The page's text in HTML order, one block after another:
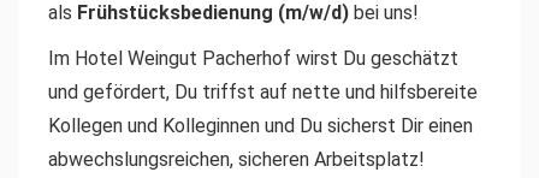
als Frühstücksbedienung (m/w/d) bei uns!
Im Hotel Weingut Pacherhof wirst Du geschätzt
und gefördert, Du triffst auf nette und hilfsbereite
Kollegen und Kolleginnen und Du sicherst Dir einen
abwechslungsreichen, sicheren Arbeitsplatz!